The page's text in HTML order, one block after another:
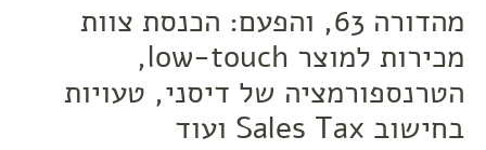
מהדורה 63, והפעם: הכנסת צוות
מכירות למוצר low-touch,
הטרנספורמציה של דיסני, טעויות
בחישוב Sales Tax ועוד